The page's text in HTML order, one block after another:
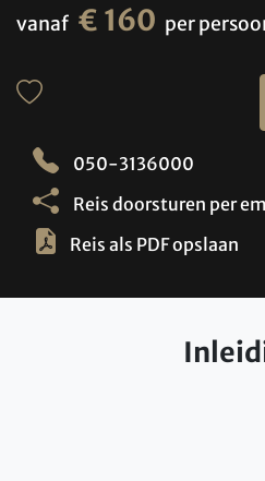
vanaf € 160 per
050-3136000
Reis doorsturen per
Reis als PDF opslaan